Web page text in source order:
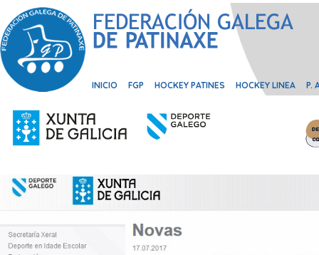
INICIO FGP HOCKEY PATINES HOCKEY LINEA P.